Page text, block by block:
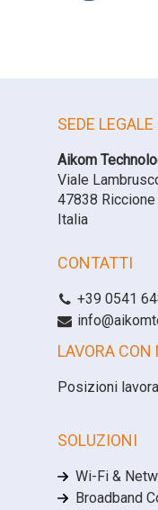
SEDE LEGALE
Aikom
Viale
47838 Riccione
Italia
CONTATTI
+39 0541
LAVORA CON
Posizioni
SOLUZIONI
Wi-Fi &
Broadband